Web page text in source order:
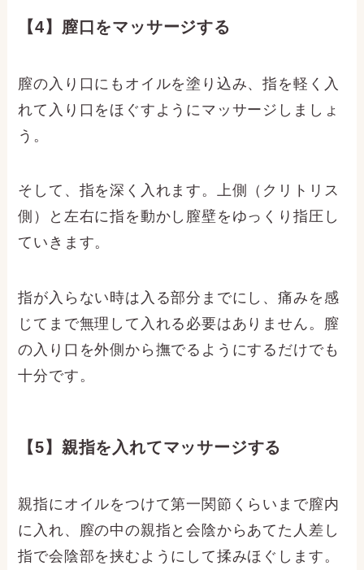
【4】膣口をマッサージする
膣の入り口にもオイルを塗り込み、指を軽く入
れて入り口をほぐすようにマッサージしましょ
う。
そして、指を深く入れます。上側（クリトリス
側）と左右に指を動かし膣壁をゆっくり指圧し
ていきます。
指が入らない時は入る部分までにし、痛みを感
じてまで無理して入れる必要はありません。膣
の入り口を外側から撫でるようにするだけでも
十分です。
【5】親指を入れてマッサージする
親指にオイルをつけて第一関節くらいまで膣内
に入れ、膣の中の親指と会陰からあてた人差し
指で会陰部を挟むようにして揉みほぐします。